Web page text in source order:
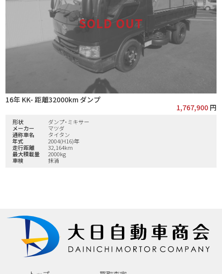
16年 KK- 距離32000km ダンプ
1,767,900円
形状
ダンプ･ミキサー
メーカー
マツダ
通称車名
タイタン
年式
2004(H16)年
走行距離
32,164km
最大積載量
2000kg
車検
抹消